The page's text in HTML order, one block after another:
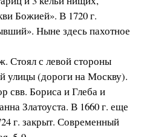
Божией». В 1720 г.
Ныне здесь пахотное
Стоял с левой стороны
улицы (дороги на Москву).
свв. Бориса и Глеба и
Златоуста. В 1660 г. еще
г. закрыт. Современный